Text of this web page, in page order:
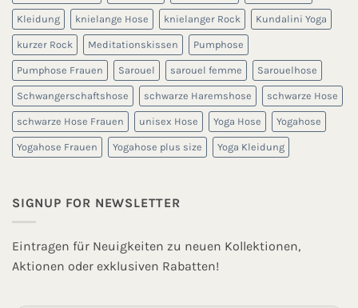
Kleidung knielange Hose knielanger Rock Kundalini Yoga
kurzer Rock Meditationskissen Pumphose
Pumphose Frauen Sarouel sarouel femme Sarouelhose
Schwangerschaftshose schwarze Haremshose schwarze Hose
schwarze Hose Frauen unisex Hose Yoga Hose Yogahose
Yogahose Frauen Yogahose plus size Yoga Kleidung
SIGNUP FOR NEWSLETTER
Eintragen für Neuigkeiten zu neuen Kollektionen,
Aktionen oder exklusiven Rabatten!